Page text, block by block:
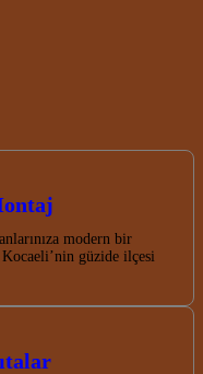
modern bir
güzide ilçesi